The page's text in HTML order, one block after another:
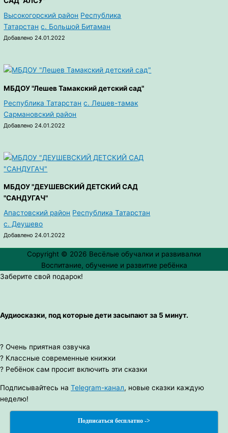
Высокогорский район Республика
Татарстан с. Большой Битаман
Добавлено 24.01.2022
МБДОУ "Лешев Тамакский детский сад"
Республика Татарстан с. Лешев-тамак
Сармановский район
Добавлено 24.01.2022
МБДОУ "ДЕУШЕВСКИЙ ДЕТСКИЙ САД
"САНДУГАЧ"
Апастовский район Республика Татарстан
с. Деушево
Добавлено 24.01.2022
Copyright © 2026 Весёлые обучалки и развивалки
Воспитание, обучение и развитие ребёнка
Заберите свой подарок!
Аудиосказки, под которые дети засыпают за 5 минут.
? Очень приятная озвучка
? Классные современные книжки
? Ребёнок сам просит включить эти сказки
Подписывайтесь на Telegram-канал, новые сказки каждую
неделю!
Подписаться бесплатно ->